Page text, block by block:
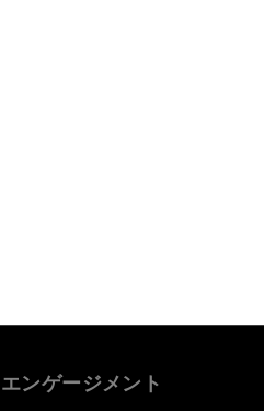
エンゲージメント